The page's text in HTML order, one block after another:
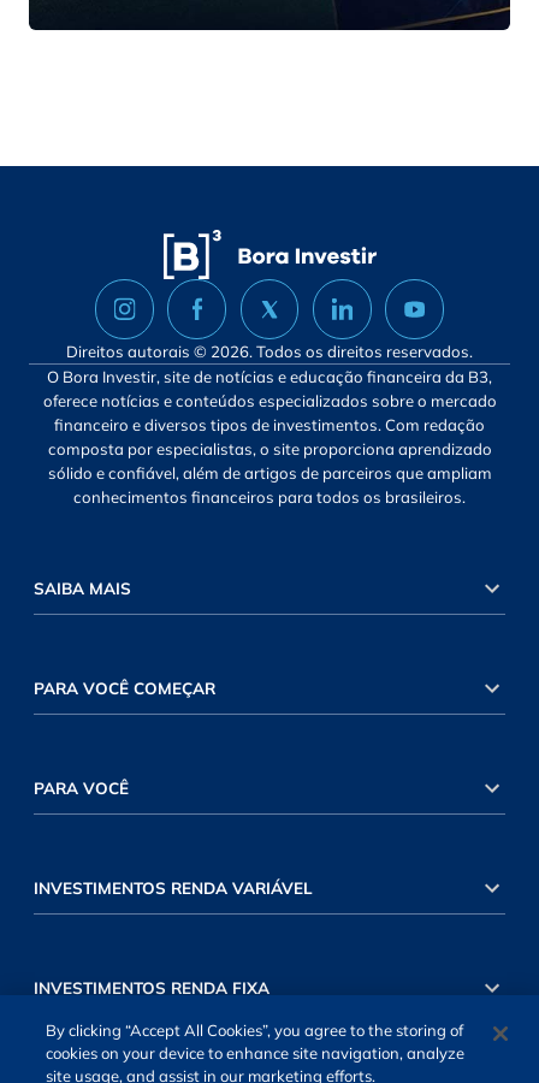
Direitos autorais © 2026. Todos os direitos reservados.
O Bora Investir, site de notícias e educação financeira da B3,
oferece notícias e conteúdos especializados sobre o mercado
financeiro e diversos tipos de investimentos. Com redação
composta por especialistas, o site proporciona aprendizado
sólido e confiável, além de artigos de parceiros que ampliam
conhecimentos financeiros para todos os brasileiros.
SAIBA MAIS
PARA VOCÊ COMEÇAR
PARA VOCÊ
INVESTIMENTOS RENDA VARIÁVEL
INVESTIMENTOS RENDA FIXA
By clicking “Accept All Cookies”, you agree to the storing of
cookies on your device to enhance site navigation, analyze
site usage, and assist in our marketing efforts.